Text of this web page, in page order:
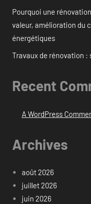
Pourquoi une
valeur, amélioration du
énergétiques
Travaux de rénovation
Recent
A WordPress
Archives
août 2026
juillet 2026
juin 2026